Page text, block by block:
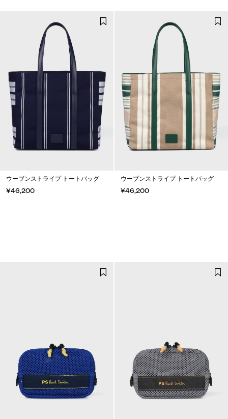
ウーブンストライプ トートバッグ
¥46,200
ウーブンストライプ トートバッグ
¥46,200